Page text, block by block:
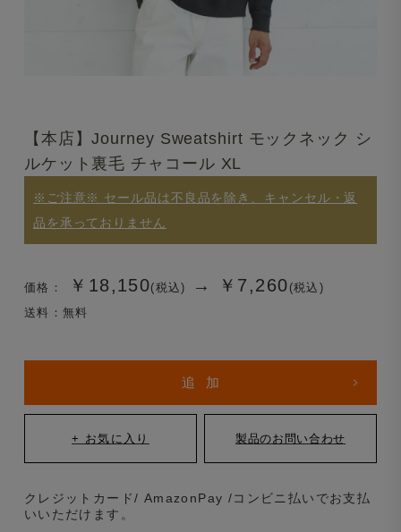
【本店】Journey Sweatshirt モックネック シ
ルケット裏毛 チャコール XL
※ご注意※ セール品は不良品を除き、キャンセル・返
品を承っておりません
価格： ￥18,150(税込) → ￥7,260 (税込)
送料：無料
クレジットカード/ AmazonPay /コンビニ払いでお支払
いいただけます。